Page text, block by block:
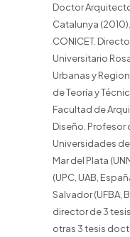
Doctor
Catalunya
CONICET.
Universitario
Urbanas y
de Teoría y
Facultad de
Diseño.
Universidades
Mar del Plata
(UPC, UAB,
Salvador (UFBA,
director de 3
otras 3 tesis